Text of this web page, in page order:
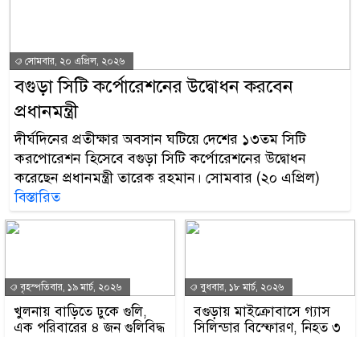
সোমবার, ২০ এপ্রিল, ২০২৬
বগুড়া সিটি কর্পোরেশনের উদ্বোধন করবেন
প্রধানমন্ত্রী
দীর্ঘদিনের প্রতীক্ষার অবসান ঘটিয়ে দেশের ১৩তম সিটি
করপোরেশন হিসেবে বগুড়া সিটি কর্পোরেশনের উদ্বোধন
করেছেন প্রধানমন্ত্রী তারেক রহমান। সোমবার (২০ এপ্রিল)
বিস্তারিত
বৃহস্পতিবার, ১৯ মার্চ, ২০২৬
খুলনায় বাড়িতে ঢুকে গুলি,
এক পরিবারের ৪ জন গুলিবিদ্ধ
বুধবার, ১৮ মার্চ, ২০২৬
বগুড়ায় মাইক্রোবাসে গ্যাস
সিলিন্ডার বিস্ফোরণ, নিহত ৩